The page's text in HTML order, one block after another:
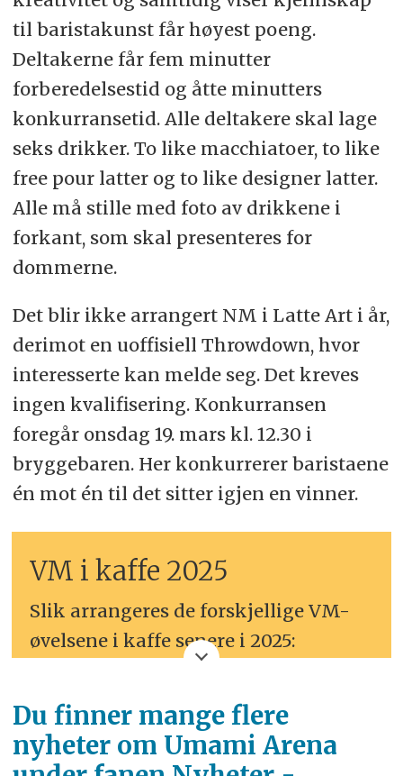
til baristakunst får høyest poeng.
Deltakerne får fem minutter
forberedelsestid og åtte minutters
konkurransetid. Alle deltakere skal lage
seks drikker. To like macchiatoer, to like
free pour latter og to like designer latter.
Alle må stille med foto av drikkene i
forkant, som skal presenteres for
dommerne.
Det blir ikke arrangert NM i Latte Art i år,
derimot en uoffisiell Throwdown, hvor
interesserte kan melde seg. Det kreves
ingen kvalifisering. Konkurransen
foregår onsdag 19. mars kl. 12.30 i
bryggebaren. Her konkurrerer baristaene
én mot én til det sitter igjen en vinner.
VM i kaffe 2025
Slik arrangeres de forskjellige VM-
øvelsene i kaffe senere i 2025:
Italia, 17. – 21. mai
World Brewers Cup, Jakarta,
Du finner mange flere
nyheter om Umami Arena